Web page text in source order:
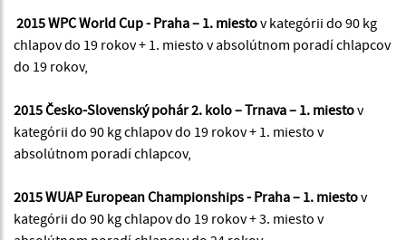
2015 WPC World Cup - Praha – 1. miestov kategórii do 90 kg
chlapov do 19 rokov + 1. miesto v absolútnom poradí chlapcov
do 19 rokov,
2015 Česko-Slovenský pohár 2. kolo – Trnava – 1. miestov
kategórii do 90 kg chlapov do 19 rokov + 1. miesto v
absolútnom poradí chlapcov,
2015 WUAP European Championships - Praha – 1. miestov
kategórii do 90 kg chlapov do 19 rokov + 3. miesto v